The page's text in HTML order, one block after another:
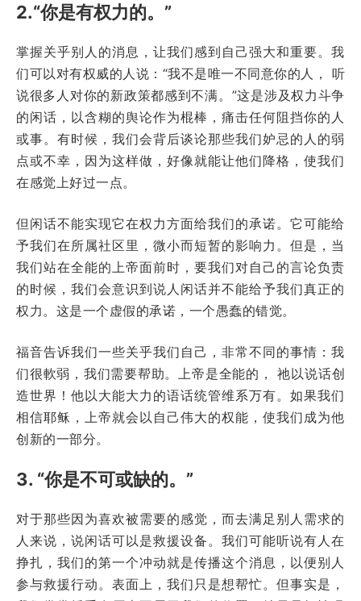
2.“你是有权力的。”
掌握关乎别人的消息，让我们感到自己强大和重要。我
们可以对有权威的人说：“我不是唯一不同意你的人， 听
说很多人对你的新政策都感到不满。”这是涉及权力斗争
的闲话，以含糊的舆论作为棍棒，痛击任何阻挡你的人
或事。有时候，我们会背后谈论那些我们妒忌的人的弱
点或不幸，因为这样做，好像就能让他们降格，使我们
在感觉上好过一点。
但闲话不能实现它在权力方面给我们的承诺。它可能给
予我们在所属社区里，微小而短暂的影响力。但是，当
我们站在全能的上帝面前时，要我们对自己的言论负责
的时候，我们会意识到说人闲话并不能给予我们真正的
权力。这是一个虚假的承诺，一个愚蠢的错觉。
福音告诉我们一些关乎我们自己，非常不同的事情：我
们很軟弱，我们需要帮助。上帝是全能的， 祂以说话创
造世界！他以大能大力的语话统管维系万有。如果我们
相信耶稣，上帝就会以自己伟大的权能，使我们成为他
创新的一部分。
3. “你是不可或缺的。”
对于那些因为喜欢被需要的感觉，而去满足别人需求的
人来说，说闲话可以是救援设备。我们可能听说有人在
挣扎，我们的第一个冲动就是传播这个消息，以便别人
参与救援行动。表面上，我们只是想帮忙。但事实是，